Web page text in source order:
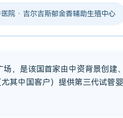
院 · 吉尔吉斯郁金香辅助生殖中心
，是该国首家由中资背景创建
其中国客户）提供第三代试管